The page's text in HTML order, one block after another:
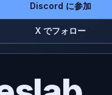
Discord に参加
X でフォロー